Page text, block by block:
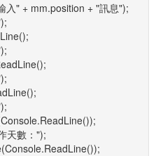
入" + mm.position + "訊息");
天數：");